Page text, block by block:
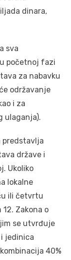
dinara,
sva
početnoj fazi
za nabavku
održavanje
i za
ulaganja).
predstavlja
države i
Ukoliko
lokalne
ili četvrtu
Zakona o
se utvrđuje
jedinica
40%